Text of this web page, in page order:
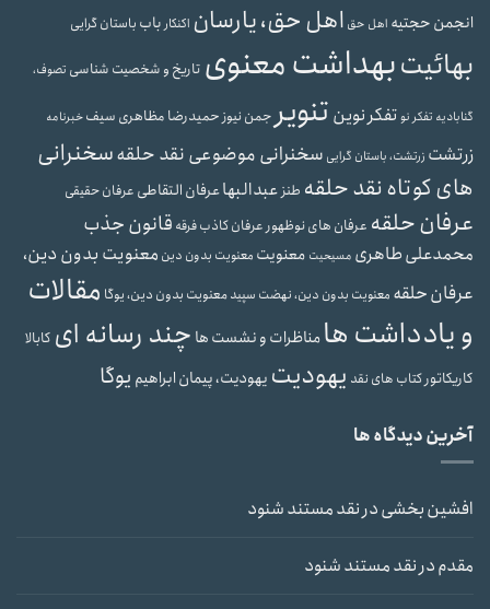
انجمن حجتیه اهل حق اهل حق، یارسان اکنکارباب باستان گرایی
بهائیتبهداشت معنوی تاریخ و شخصیت شناسی تصوف،
گنابادیه تفکر نوتفکر نوین تنویر جمن نیوز حمیدرضا مظاهری سیفخبرنامه
زرتشت زرتشت، باستان گرایی سخنرانی موضوعی نقد حلقهسخنرانی
های کوتاه نقد حلقه طنز عبدالبهاعرفان التقاطی عرفان حقیقی
عرفان حلقه عرفان های نوظهور عرفان کاذبفرقه قانون جذب
محمدعلی طاهری مسیحیت معنویت معنویت بدون دین معنویت بدون دین،
عرفان حلقه معنویت بدون دین، نهضت سپیدمعنویت بدون دین، یوگا مقالات
و یادداشت هامناظرات و نشست ها چند رسانه ای کابالا
کاریکاتور کتاب های نقد یهودیت یهودیت، پیمان ابراهیم یوگا
آخرین دیدگاه ها
افشین بخشیدرنقد مستند شنود
مقدمدرنقد مستند شنود